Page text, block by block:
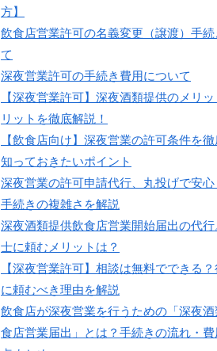
方】
飲食店営業許可の名義変更（譲渡）手
て
深夜営業許可の手続き費用について
【深夜営業許可】深夜酒類提供のメリッ
リットを徹底解説！
【飲食店向け】深夜営業の許可条件を徹
知っておきたいポイント
深夜営業の許可申請代行、丸投げで安心
手続きの複雑さを解説
深夜酒類提供飲食店営業開始届出の代
士に頼むメリットは？
【深夜営業許可】相談は無料でできる
に頼むべき理由を解説
飲食店が深夜営業を行うための「深夜
食店営業届出」とは？手続きの流れ・